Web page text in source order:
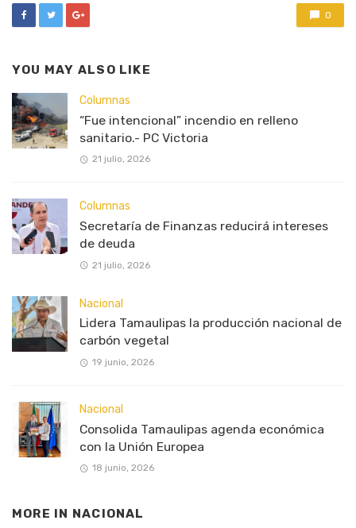
0
YOU MAY ALSO LIKE
Columnas
“Fue intencional” incendio en relleno
sanitario.- PC Victoria
21 julio, 2026
Columnas
Secretaría de Finanzas reducirá intereses
de deuda
21 julio, 2026
Nacional
Lidera Tamaulipas la producción nacional de
carbón vegetal
19 junio, 2026
Nacional
Consolida Tamaulipas agenda económica
con la Unión Europea
18 junio, 2026
MORE IN NACIONAL